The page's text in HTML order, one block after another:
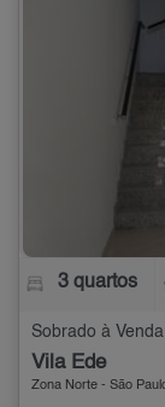
3 quartos
Sobrado à
Vila Ede
Zona Norte - São